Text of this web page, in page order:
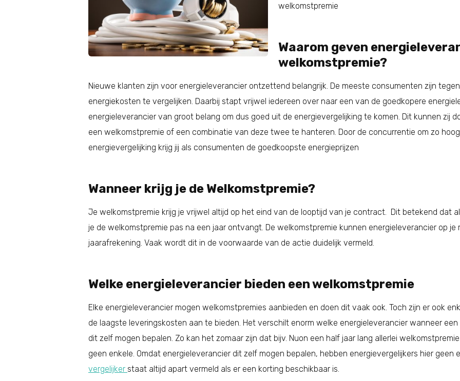
welkomstpremie
Waarom geven
welkomstpremie?
Nieuwe klanten zijn voor energieleverancier ontzettend belangrijk. De meeste consumenten zijn
energiekosten te vergelijken. Daarbij stapt vrijwel iedereen over naar een van de goedkopere
energieleverancier van groot belang om dus goed uit de energievergelijking te komen. Dit kunnen zij
een welkomstpremie of een combinatie van deze twee te hanteren. Door de concurrentie om zo
energievergelijking krijg jij als consumenten de goedkoopste energieprijzen
Wanneer krijg je de Welkomstpremie?
Je welkomstpremie krijg je vrijwel altijd op het eind van de looptijd van je contract. Dit betekend dat
je de welkomstpremie pas na een jaar ontvangt. De welkomstpremie kunnen energieleverancier op
jaarafrekening. Vaak wordt dit in de voorwaarde van de actie duidelijk vermeld.
Welke energieleverancier bieden een welkomstpremie
Elke energieleverancier mogen welkomstpremies aanbieden en doen dit vaak ook. Toch zijn er ook
de laagste leveringskosten aan te bieden. Het verschilt enorm welke energieleverancier wanneer
dit zelf mogen bepalen. Zo kan het zomaar zijn dat bijv. Nuon een half jaar lang allerlei
geen enkele. Omdat energieleverancier dit zelf mogen bepalen, hebben energievergelijkers hier geen
vergelijker staat altijd apart vermeld als er een korting beschikbaar is.